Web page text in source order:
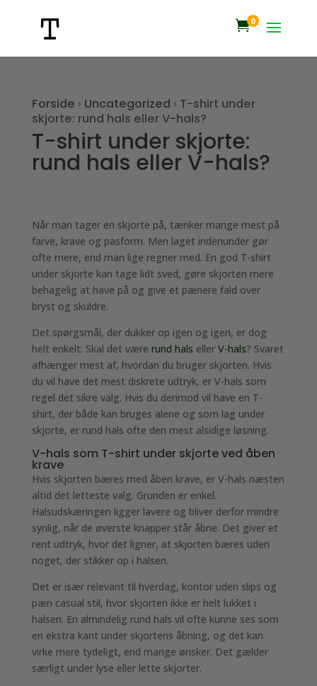
0
Forside › Uncategorized › T-shirt under
skjorte: rund hals eller V-hals?
T-shirt under skjorte:
rund hals eller V-hals?
Når man tager en skjorte på, tænker mange mest på
farve, krave og pasform. Men laget indenunder gør
ofte mere, end man lige regner med. En god T-shirt
under skjorte kan tage lidt sved, gøre skjorten mere
behagelig at have på og give et pænere fald over
bryst og skuldre.
Det spørgsmål, der dukker op igen og igen, er dog
helt enkelt: Skal det være rund hals eller V-hals? Svaret
afhænger mest af, hvordan du bruger skjorten. Hvis
du vil have det mest diskrete udtryk, er V-hals som
regel det sikre valg. Hvis du derimod vil have en T-
shirt, der både kan bruges alene og som lag under
skjorte, er rund hals ofte den mest alsidige løsning.
V-hals som T-shirt under skjorte ved åben
krave
Hvis skjorten bæres med åben krave, er V-hals næsten
altid det letteste valg. Grunden er enkel.
Halsudskæringen ligger lavere og bliver derfor mindre
synlig, når de øverste knapper står åbne. Det giver et
rent udtryk, hvor det ligner, at skjorten bæres uden
noget, der stikker op i halsen.
Det er især relevant til hverdag, kontor uden slips og
pæn casual stil, hvor skjorten ikke er helt lukket i
halsen. En almindelig rund hals vil ofte kunne ses som
en ekstra kant under skjortens åbning, og det kan
virke mere tydeligt, end mange ønsker. Det gælder
særligt under lyse eller lette skjorter.